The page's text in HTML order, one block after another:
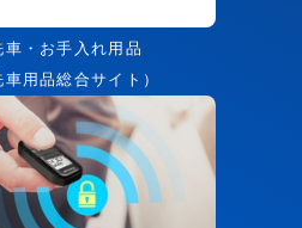
車・お手入れ用品
車用品総合サイト）